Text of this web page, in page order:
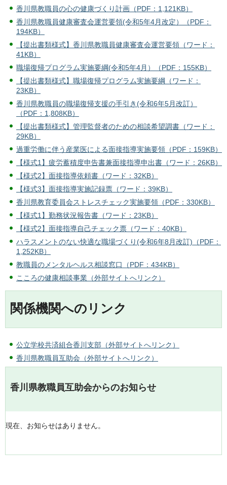
香川県教職員の心の健康づくり計画（PDF：1,121KB）
香川県教職員健康審査会運営要領(令和5年4月改定）（PDF：
194KB）
【提出書類様式】香川県教職員健康審査会運営要領（ワード：
41KB）
職場復帰プログラム実施要綱(令和5年4月）（PDF：155KB）
【提出書類様式】職場復帰プログラム実施要綱（ワード：
23KB）
香川県教職員の職場復帰支援の手引き(令和6年5月改訂）
（PDF：1,808KB）
【提出書類様式】管理監督者のための相談希望調書（ワード：
29KB）
過重労働に伴う産業医による面接指導実施要領（PDF：159KB）
【様式1】疲労蓄積度申告書兼面接指導申出書（ワード：26KB）
【様式2】面接指導依頼書（ワード：32KB）
【様式3】面接指導実施記録票（ワード：39KB）
香川県教育委員会ストレスチェック実施要領（PDF：330KB）
【様式1】勤務状況報告書（ワード：23KB）
【様式2】面接指導自己チェック票（ワード：40KB）
ハラスメントのない快適な職場づくり(令和6年8月改訂)（PDF：
1,252KB）
教職員のメンタルヘルス相談窓口（PDF：434KB）
こころの健康相談事業（外部サイトへリンク）
関係機関へのリンク
公立学校共済組合香川支部（外部サイトへリンク）
香川県教職員互助会（外部サイトへリンク）
香川県教職員互助会からのお知らせ
現在、お知らせはありません。